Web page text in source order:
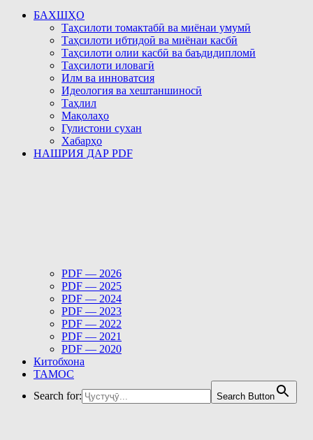
БАХШҲО
Таҳсилоти томактабӣ ва миёнаи умумӣ
Таҳсилоти ибтидоӣ ва миёнаи касбӣ
Таҳсилоти олии касбӣ ва баъдидипломӣ
Таҳсилоти иловагӣ
Илм ва инноватсия
Идеология ва хештаншиносӣ
Таҳлил
Мақолаҳо
Гулистони сухан
Хабарҳо
НАШРИЯ ДАР PDF
PDF — 2026
PDF — 2025
PDF — 2024
PDF — 2023
PDF — 2022
PDF — 2021
PDF — 2020
Китобхона
ТАМОС
Search for:
Search Button